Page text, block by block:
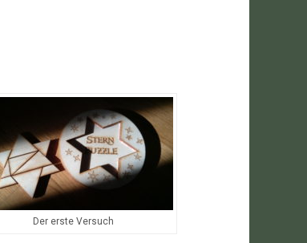
Der erste Versuch